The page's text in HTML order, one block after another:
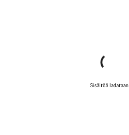
Sisältöä ladataan